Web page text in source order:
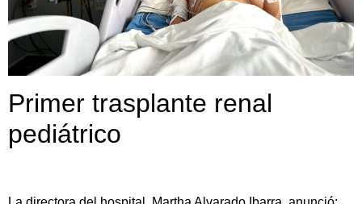
Primer trasplante renal
pediátrico